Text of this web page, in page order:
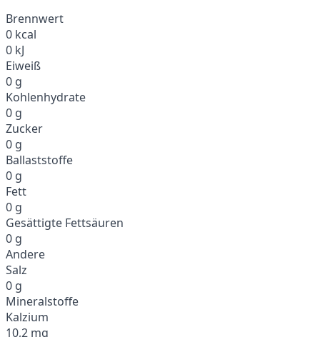
Brennwert
0 kcal
0 kJ
Eiweiß
0 g
Kohlenhydrate
0 g
Zucker
0 g
Ballaststoffe
0 g
Fett
0 g
Gesättigte Fettsäuren
0 g
Andere
Salz
0 g
Mineralstoffe
Kalzium
10,2 mg